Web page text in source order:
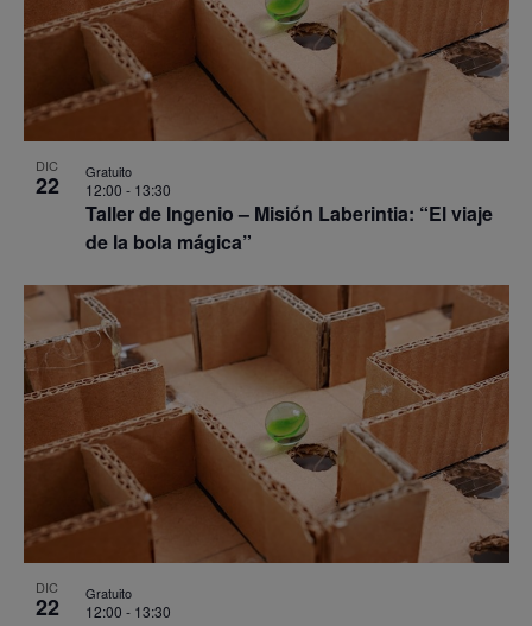
DIC
22
Taller de Ingenio – Misión Laberintia: “El viaje
de la bola mágica”
12:00 - 13:30
Gratuito
DIC
22 12:00 - 13:30
Gratuito